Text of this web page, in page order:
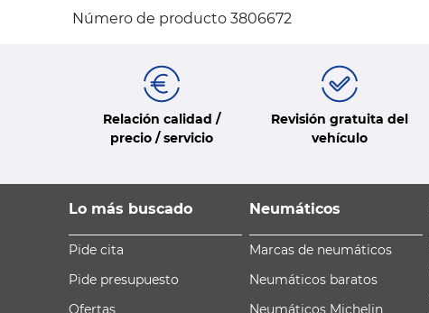
Número de producto 3806672
Relación calidad /
precio / servicio
Revisión gratuita del
vehículo
Lo más buscado
Pide cita
Pide presupuesto
Ofertas
Neumáticos
Marcas de neumáticos
Neumáticos baratos
Neumáticos Michelin